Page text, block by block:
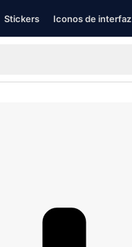
Stickers Iconos de interfaz